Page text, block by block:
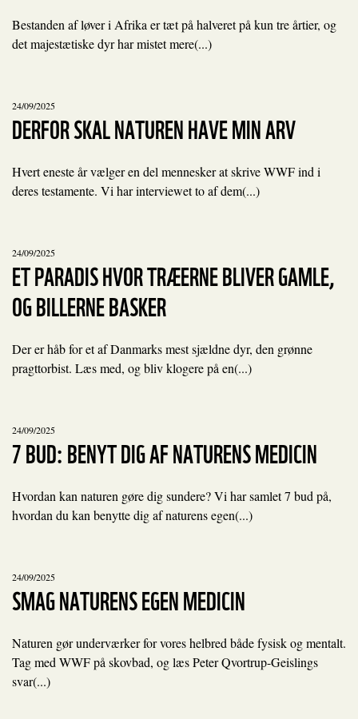
Bestanden af løver i Afrika er tæt på halveret på kun tre årtier, og
det majestætiske dyr har mistet mere(...)
24/09/2025
DERFOR SKAL NATUREN HAVE MIN ARV
Hvert eneste år vælger en del mennesker at skrive WWF ind i
deres testamente. Vi har interviewet to af dem(...)
24/09/2025
ET PARADIS HVOR TRÆERNE BLIVER GAMLE,
OG BILLERNE BASKER
Der er håb for et af Danmarks mest sjældne dyr, den grønne
pragttorbist. Læs med, og bliv klogere på en(...)
24/09/2025
7 BUD: BENYT DIG AF NATURENS MEDICIN
Hvordan kan naturen gøre dig sundere? Vi har samlet 7 bud på,
hvordan du kan benytte dig af naturens egen(...)
24/09/2025
SMAG NATURENS EGEN MEDICIN
Naturen gør underværker for vores helbred både fysisk og mentalt.
Tag med WWF på skovbad, og læs Peter Qvortrup-Geislings
svar(...)